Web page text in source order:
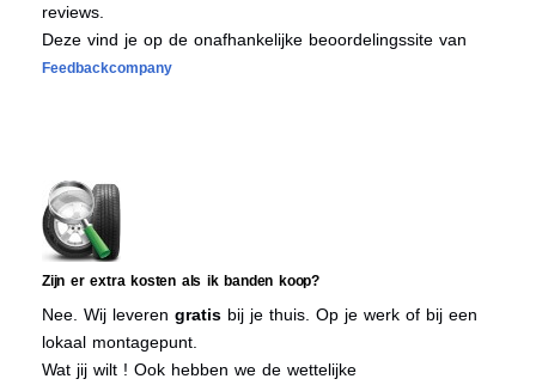
reviews.
Deze vind je op de onafhankelijke beoordelingssite van
Feedbackcompany
Zijn er extra kosten als ik banden koop?
Nee. Wij leveren gratis bij je thuis. Op je werk of bij een
lokaal montagepunt.
Wat jij wilt ! Ook hebben we de wettelijke